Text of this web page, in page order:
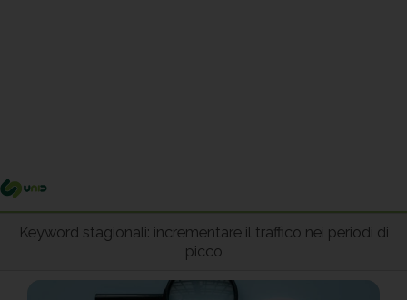
Keyword stagionali: incrementare il traffico nei periodi di
picco